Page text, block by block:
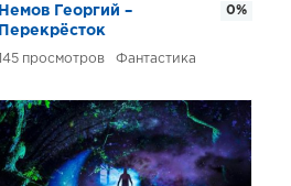
Немов Георгий –
Перекрёсток
145 Фантастика
0%